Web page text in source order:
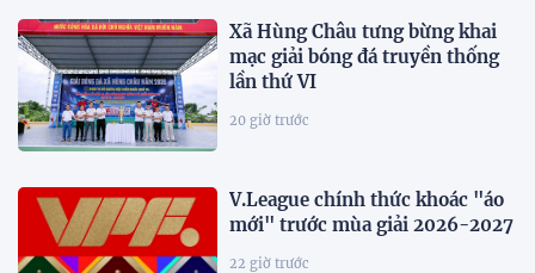
Xã Hùng Châu tưng bừng khai
mạc giải bóng đá truyền thống
lần thứ VI
20 giờ trước
V.League chính thức khoác "áo
mới" trước mùa giải 2026-2027
22 giờ trước